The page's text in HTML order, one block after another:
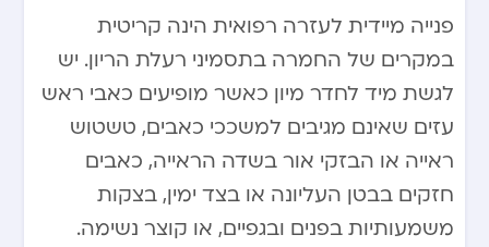
פנייה מיידית לעזרה רפואית הינה קריטית
במקרים של החמרה בתסמיני רעלת הריון. יש
לגשת מיד לחדר מיון כאשר מופיעים כאבי ראש
עזים שאינם מגיבים למשככי כאבים, טשטוש
ראייה או הבזקי אור בשדה הראייה, כאבים
חזקים בבטן העליונה או בצד ימין, בצקות
משמעותיות בפנים ובגפיים, או קוצר נשימה.